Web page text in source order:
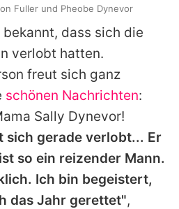
dass sich die
verlobt hatten.
freut sich ganz
schönen Nachrichten:
Sally Dynevor!
sich gerade verlobt... Er
so ein reizender Mann.
Ich bin begeistert,
das Jahr gerettet",
Fuller und Pheobe Dynevor